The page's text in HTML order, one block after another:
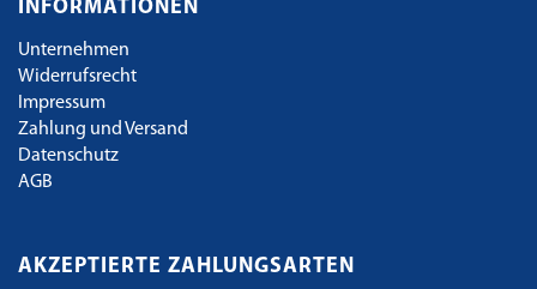
INFORMATIONEN
Unternehmen
Widerrufsrecht
Impressum
Zahlung und Versand
Datenschutz
AGB
AKZEPTIERTE ZAHLUNGSARTEN